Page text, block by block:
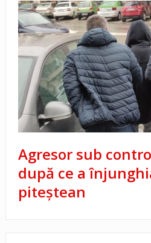
Agresor sub
după ce a
piteştean